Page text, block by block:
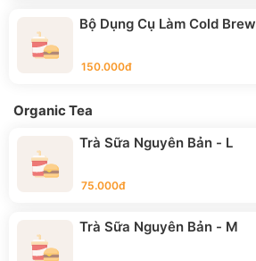
Bộ Dụng Cụ Làm Cold Brew
150.000đ
Organic Tea
Trà Sữa Nguyên Bản - L
75.000đ
Trà Sữa Nguyên Bản - M